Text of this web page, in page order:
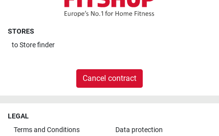
STORES
toStore finder
Cancel contract
LEGAL
Terms and Conditions
Data protection